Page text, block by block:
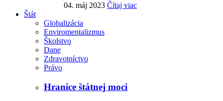
04. máj 2023 Čítaj viac
Štát
Globalizácia
Enviromentalizmus
Školstvo
Dane
Zdravotníctvo
Právo
Hranice štátnej moci